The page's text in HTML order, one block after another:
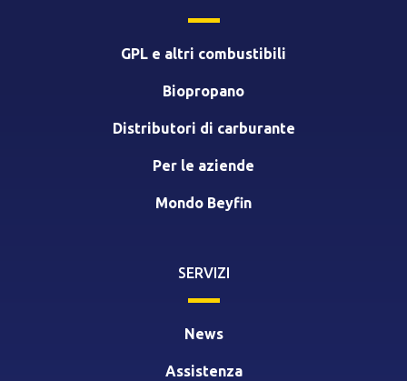
GPL e altri combustibili
Biopropano
Distributori di carburante
Per le aziende
Mondo Beyfin
SERVIZI
News
Assistenza